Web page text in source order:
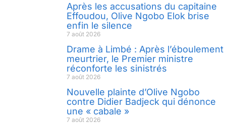
Après les accusations du capitaine
Effoudou, Olive Ngobo Elok brise
enfin le silence
7 août 2026
Drame à Limbé : Après l’éboulement
meurtrier, le Premier ministre
réconforte les sinistrés
7 août 2026
Nouvelle plainte d’Olive Ngobo
contre Didier Badjeck qui dénonce
une « cabale »
7 août 2026